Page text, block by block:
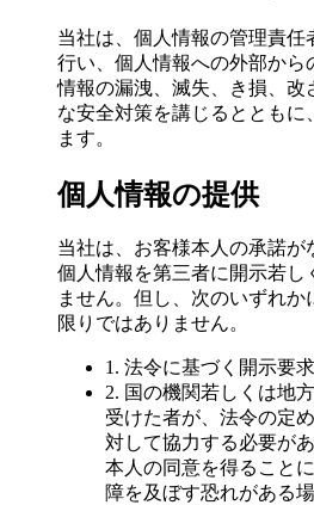
当社は、個人情報の管理責任
行い、個人情報への外部から
情報の漏洩、滅失、き損、改
な安全対策を講じるとともに
ます。
個人情報の提供
当社は、お客様本人の承諾が
個人情報を第三者に開示若し
ません。但し、次のいずれ
限りではありません。
1. 法令に基づく開示要
2. 国の機関若しくは地
受けた者が、法令の定
対して協力する必要が
本人の同意を得ること
障を及ぼす恐れがある